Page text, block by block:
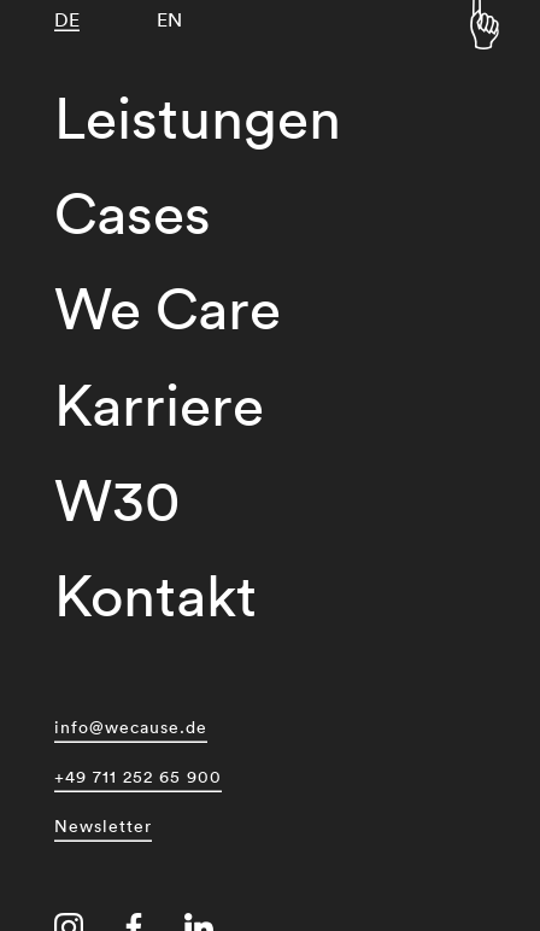
Leistungen
Cases
We Care
Karriere
W30
Kontakt
DE EN
info@wecause.de
+49 711 252 65 900
Newsletter